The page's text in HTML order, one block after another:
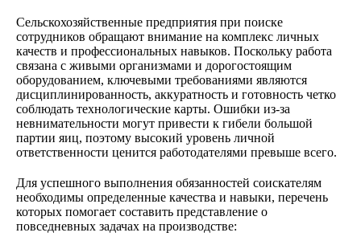
Сельскохозяйственные предприятия при поиске
сотрудников обращают внимание на комплекс личных
качеств и профессиональных навыков. Поскольку работа
связана с живыми организмами и дорогостоящим
оборудованием, ключевыми требованиями являются
дисциплинированность, аккуратность и готовность четко
соблюдать технологические карты. Ошибки из-за
невнимательности могут привести к гибели большой
партии яиц, поэтому высокий уровень личной
ответственности ценится работодателями превыше всего.
Для успешного выполнения обязанностей соискателям
необходимы определенные качества и навыки, перечень
которых помогает составить представление о
повседневных задачах на производстве: